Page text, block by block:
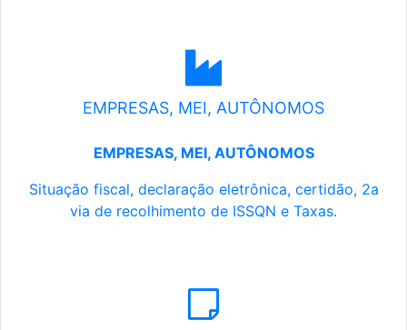
EMPRESAS, MEI, AUTÔNOMOS
EMPRESAS, MEI, AUTÔNOMOS
Situação fiscal, declaração eletrônica, certidão, 2a
via de recolhimento de ISSQN e Taxas.